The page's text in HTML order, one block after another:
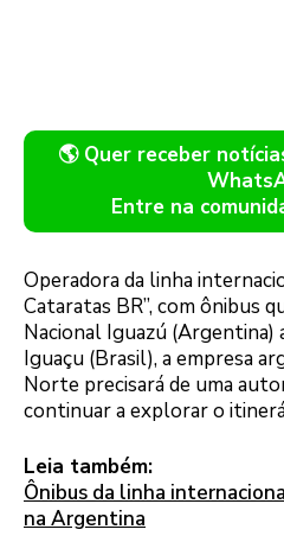
🌎 Quer receber
Entre na
Operadora da linha
Cataratas BR”, com ônibus
Nacional Iguazú (Argentina)
Iguaçu (Brasil), a empresa
Norte precisará de uma
continuar a explorar o
Leia também:
Ônibus da linha
na Argentina